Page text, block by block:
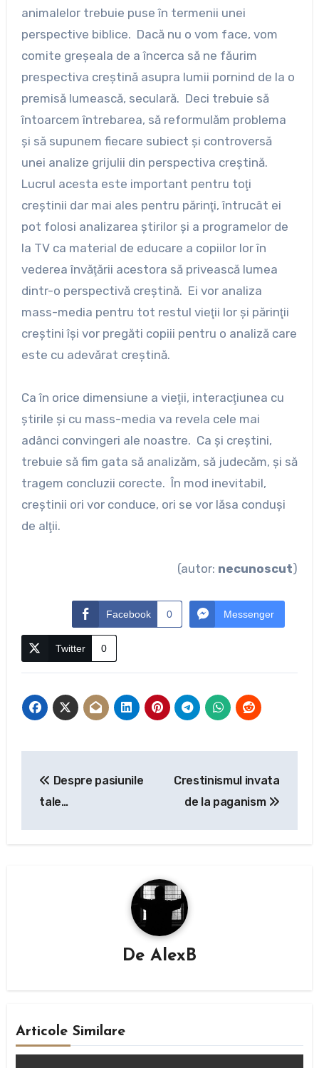
animalelor trebuie puse în termenii unei
perspective biblice. Dacă nu o vom face, vom
comite greşeala de a încerca să ne făurim
prespectiva creştină asupra lumii pornind de la o
premisă lumească, seculară. Deci trebuie să
întoarcem întrebarea, să reformulăm problema
şi să supunem fiecare subiect şi controversă
unei analize grijulii din perspectiva creştină.
Lucrul acesta este important pentru toţi
creştinii dar mai ales pentru părinţi, întrucât ei
pot folosi analizarea ştirilor şi a programelor de
la TV ca material de educare a copiilor lor în
vederea învăţării acestora să privească lumea
dintr-o perspectivă creştină. Ei vor analiza
mass-media pentru tot restul vieţii lor şi părinţii
creştini îşi vor pregăti copiii pentru o analiză care
este cu adevărat creştină.
Ca în orice dimensiune a vieţii, interacţiunea cu
ştirile şi cu mass-media va revela cele mai
adânci convingeri ale noastre. Ca şi creştini,
trebuie să fim gata să analizăm, să judecăm, şi să
tragem concluzii corecte. În mod inevitabil,
creştinii ori vor conduce, ori se vor lăsa conduşi
de alţii.
(autor: necunoscut)
Facebook 0 Messenger
Twitter 0
în
Despre pasiunile
tale…
Crestinismul invata
de la paganism
De AlexB
Articole Similare